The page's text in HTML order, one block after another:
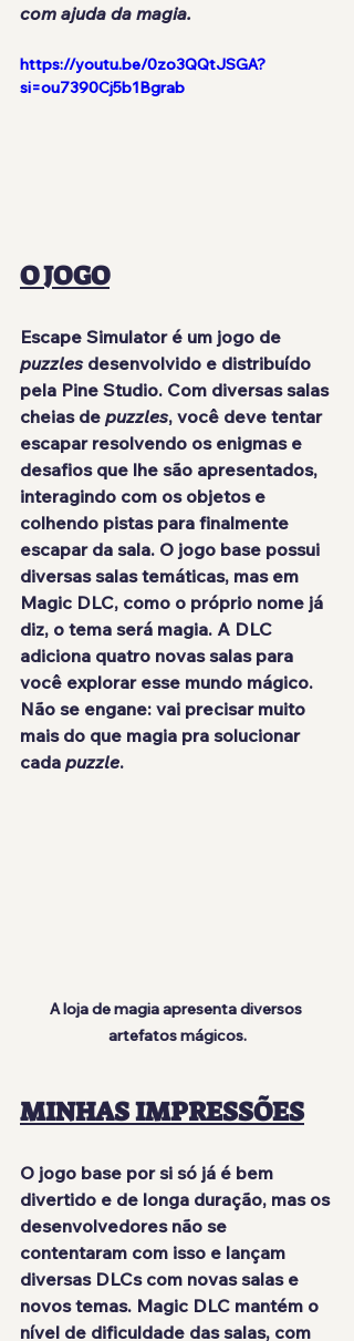
com ajuda da magia.
https://youtu.be/0zo3QQtJSGA?
si=ou7390Cj5b1Bgrab
O JOGO
Escape Simulator é um jogo de
puzzles desenvolvido e distribuído
pela Pine Studio. Com diversas salas
cheias de puzzles, você deve tentar
escapar resolvendo os enigmas e
desafios que lhe são apresentados,
interagindo com os objetos e
colhendo pistas para finalmente
escapar da sala. O jogo base possui
diversas salas temáticas, mas em
Magic DLC, como o próprio nome já
diz, o tema será magia. A DLC
adiciona quatro novas salas para
você explorar esse mundo mágico.
Não se engane: vai precisar muito
mais do que magia pra solucionar
cada puzzle.
A loja de magia apresenta diversos
artefatos mágicos.
MINHAS IMPRESSÕES
O jogo base por si só já é bem
divertido e de longa duração, mas os
desenvolvedores não se
contentaram com isso e lançam
diversas DLCs com novas salas e
novos temas. Magic DLC mantém o
nível de dificuldade das salas, com